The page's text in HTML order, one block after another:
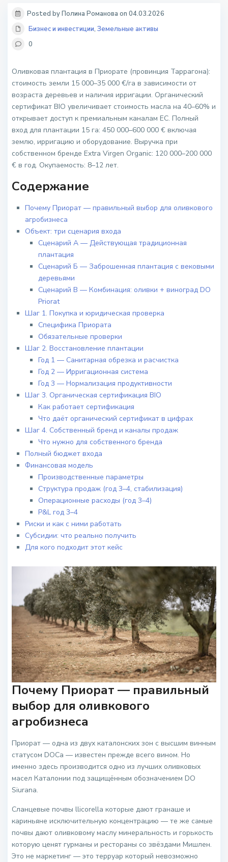
Posted by Полина Романова on 04.03.2026
Бизнес и инвестиции,Земельные активы
0
Оливковая плантация в Приорате (провинция Таррагона):
стоимость земли 15 000–35 000 €/га в зависимости от
возраста деревьев и наличия ирригации. Органический
сертификат BIO увеличивает стоимость масла на 40–60% и
открывает доступ к премиальным каналам ЕС. Полный
вход для плантации 15 га: 450 000–600 000 € включая
землю, ирригацию и оборудование. Выручка при
собственном бренде Extra Virgen Organic: 120 000–200 000
€ в год. Окупаемость: 8–12 лет.
Содержание
Почему Приорат — правильный выбор для оливкового
агробизнеса
Объект: три сценария входа
Сценарий А — Действующая традиционная
плантация
Сценарий Б — Заброшенная плантация с вековыми
деревьями
Сценарий В — Комбинация: оливки + виноград DO
Priorat
Шаг 1. Покупка и юридическая проверка
Специфика Приората
Обязательные проверки
Шаг 2. Восстановление плантации
Год 1 — Санитарная обрезка и расчистка
Год 2 — Ирригационная система
Год 3 — Нормализация продуктивности
Шаг 3. Органическая сертификация BIO
Как работает сертификация
Что даёт органический сертификат в цифрах
Шаг 4. Собственный бренд и каналы продаж
Что нужно для собственного бренда
Полный бюджет входа
Финансовая модель
Производственные параметры
Структура продаж (год 3–4, стабилизация)
Операционные расходы (год 3–4)
P&L год 3–4
Риски и как с ними работать
Субсидии: что реально получить
Для кого подходит этот кейс
Почему Приорат — правильный
выбор для оливкового
агробизнеса
Приорат — одна из двух каталонских зон с высшим винным
статусом DOCa — известен прежде всего вином. Но
именно здесь производится одно из лучших оливковых
масел Каталонии под защищённым обозначением DO
Siurana.
Сланцевые почвы llicorella которые дают гранаше и
кариньяне исключительную концентрацию — те же самые
почвы дают оливковому маслу минеральность и горькость
которую ценят гурманы и рестораны со звёздами Мишлен.
Это не маркетинг — это терруар который невозможно